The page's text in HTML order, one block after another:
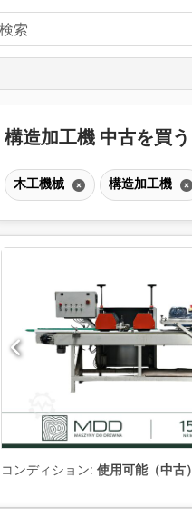
構造加工機 中古を買う
木工機械 構造加工機
コンディション: 使用可能（中古）